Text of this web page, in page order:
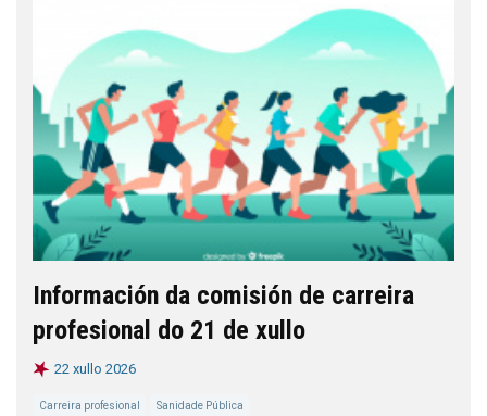
Información da comisión de carreira
profesional do 21 de xullo
22 xullo 2026
Carreira profesional Sanidade Pública